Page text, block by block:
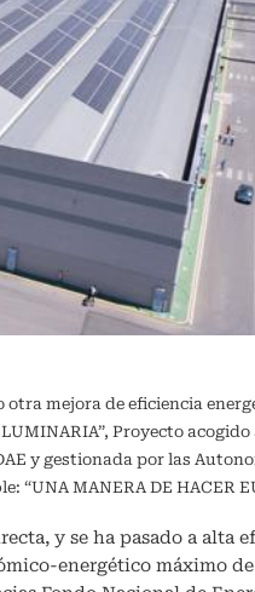
otra mejora de eficiencia
Proyecto acogido
y gestionada por las
MANERA DE HACER
y se ha pasado a alta
energético máximo de